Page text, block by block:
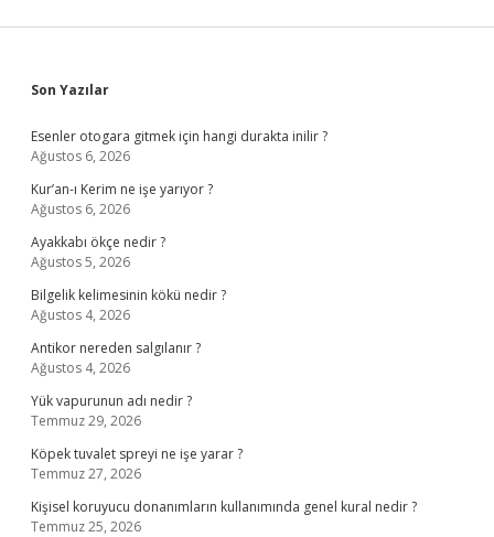
Sidebar
Son Yazılar
Esenler otogara gitmek için hangi durakta inilir ?
Ağustos 6, 2026
Kur’an-ı Kerim ne işe yarıyor ?
Ağustos 6, 2026
Ayakkabı ökçe nedir ?
Ağustos 5, 2026
Bilgelik kelimesinin kökü nedir ?
Ağustos 4, 2026
Antikor nereden salgılanır ?
Ağustos 4, 2026
Yük vapurunun adı nedir ?
Temmuz 29, 2026
Köpek tuvalet spreyi ne işe yarar ?
Temmuz 27, 2026
Kişisel koruyucu donanımların kullanımında genel kural nedir ?
Temmuz 25, 2026